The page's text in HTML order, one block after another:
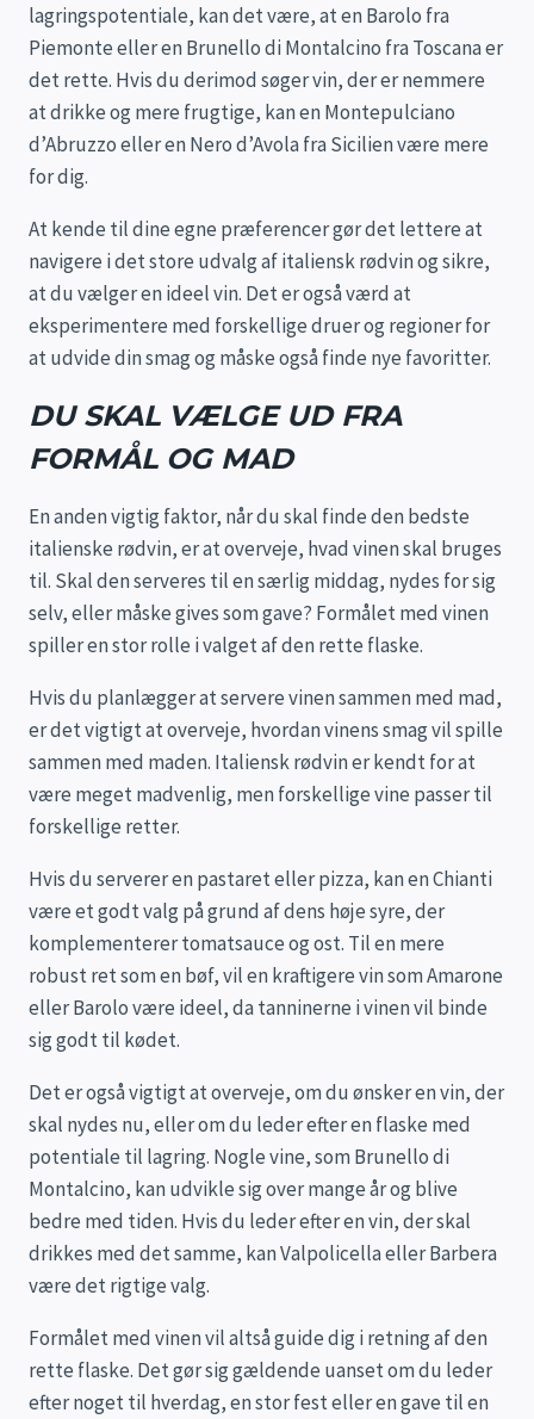
lagringspotentiale, kan det være, at en Barolo fra
Piemonte eller en Brunello di Montalcino fra Toscana er
det rette. Hvis du derimod søger vin, der er nemmere
at drikke og mere frugtige, kan en Montepulciano
d’Abruzzo eller en Nero d’Avola fra Sicilien være mere
for dig.
At kende til dine egne præferencer gør det lettere at
navigere i det store udvalg af italiensk rødvin og sikre,
at du vælger en ideel vin. Det er også værd at
eksperimentere med forskellige druer og regioner for
at udvide din smag og måske også finde nye favoritter.
DU SKAL VÆLGE UD FRA
FORMÅL OG MAD
En anden vigtig faktor, når du skal finde den bedste
italienske rødvin, er at overveje, hvad vinen skal bruges
til. Skal den serveres til en særlig middag, nydes for sig
selv, eller måske gives som gave? Formålet med vinen
spiller en stor rolle i valget af den rette flaske.
Hvis du planlægger at servere vinen sammen med mad,
er det vigtigt at overveje, hvordan vinens smag vil spille
sammen med maden. Italiensk rødvin er kendt for at
være meget madvenlig, men forskellige vine passer til
forskellige retter.
Hvis du serverer en pastaret eller pizza, kan en Chianti
være et godt valg på grund af dens høje syre, der
komplementerer tomatsauce og ost. Til en mere
robust ret som en bøf, vil en kraftigere vin som Amarone
eller Barolo være ideel, da tanninerne i vinen vil binde
sig godt til kødet.
Det er også vigtigt at overveje, om du ønsker en vin, der
skal nydes nu, eller om du leder efter en flaske med
potentiale til lagring. Nogle vine, som Brunello di
Montalcino, kan udvikle sig over mange år og blive
bedre med tiden. Hvis du leder efter en vin, der skal
drikkes med det samme, kan Valpolicella eller Barbera
være det rigtige valg.
Formålet med vinen vil altså guide dig i retning af den
rette flaske. Det gør sig gældende uanset om du leder
efter noget til hverdag, en stor fest eller en gave til en